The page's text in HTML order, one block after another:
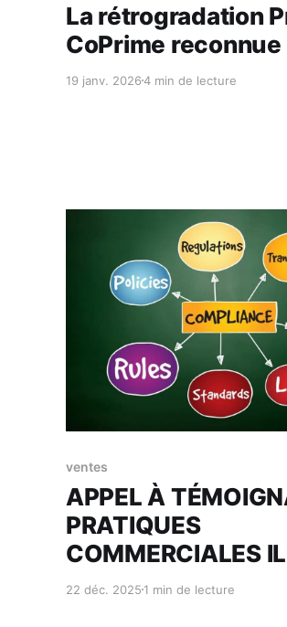
La rétrogradation
CoPrime reconnue
19 janv. 20264 min de lecture
ventes
APPEL À
PRATIQUES
COMMERCIALES
22 déc. 2025 1 min de lecture